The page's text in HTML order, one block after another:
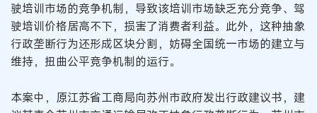
驶培训市场的竞争机制，导致该培训市场缺乏充分竞争、驾
驶培训价格居高不下，损害了消费者利益。此外，这种抽象
行政垄断行为还形成区块分割，妨碍全国统一市场的建立与
维持，扭曲公平竞争机制的运行。
本案中，原江苏省工商局向苏州市政府发出行政建议书，建